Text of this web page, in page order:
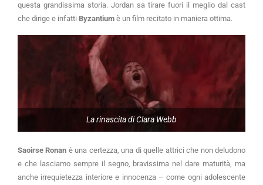
questa grandissima storia. Jordan sa tirare fuori il meglio dal cast
che dirige e infatti Byzantium è un film recitato in maniera ottima.
La rinascita di Clara Webb
Saoirse Ronan è una certezza, una di quelle attrici che non deludono
e che lasciamo sempre il segno, bravissima nel dare maturità, ma
anche irrequietezza interiore e innocenza – come ogni adolescente